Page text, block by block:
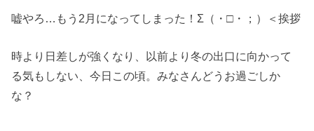
嘘やろ…もう2月になってしまった！Σ（・□・；）＜挨拶
時より日差しが強くなり、以前より冬の出口に向かって
る気もしない、今日この頃。みなさんどうお過ごしか
な？